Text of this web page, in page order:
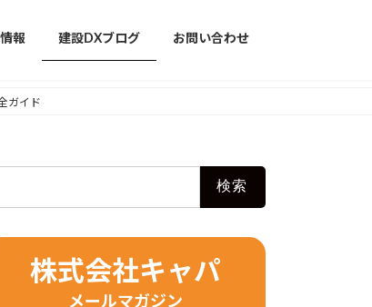
報 建設DXブログ お問い合わせ
ガイド
株式会社キャパ
メールマガジン